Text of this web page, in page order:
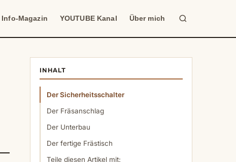
Info-Magazin YOUTUBE Kanal Über mich
Suche
INHALT
Der Sicherheitsschalter
Der Fräsanschlag
Der Unterbau
Der fertige Frästisch
Teile diesen Artikel mit: